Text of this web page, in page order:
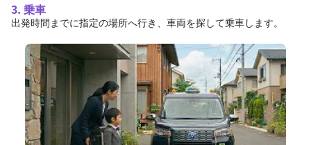
3. 乗車
出発時間までに指定の場所へ行き、車両を探して乗車します。